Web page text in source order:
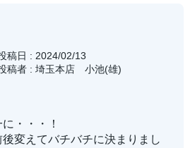
稿日 : 2024/02/13
稿者 : 埼玉本店 小池(雄)
・・・！
変えてバチバチに決まりまし